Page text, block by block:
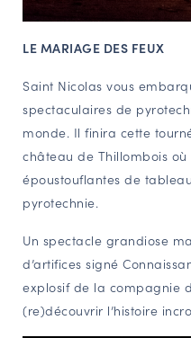
LE MARIAGE DES FEUX
Saint Nicolas vous
spectaculaires de
monde. Il finira cette
château de Thillombois où
époustouflantes de
pyrotechnie.
Un spectacle grandiose
d’artifices signé
explosif de la compagnie
(re)découvrir l’histoire